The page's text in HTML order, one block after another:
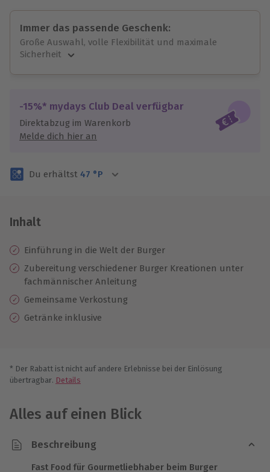
Immer das passende Geschenk:
Große Auswahl, volle Flexibilität und maximale
Sicherheit
Jeder Gutschein für alle Erlebnisse einlösbar.
Maximale Sicherheit
3 Jahre gültig & verlängerbar.
-15%* mydays Club Deal verfügbar
Direktabzug im Warenkorb
Melde dich hier an
Du erhältst 47 °P
Inhalt
Einführung in die Welt der Burger
Zubereitung verschiedener Burger Kreationen unter
fachmännischer Anleitung
Gemeinsame Verkostung
Getränke inklusive
* Der Rabatt ist nicht auf andere Erlebnisse bei der Einlösung
übertragbar. Details
Alles auf einen Blick
Beschreibung
Fast Food für Gourmetliebhaber beim Burger